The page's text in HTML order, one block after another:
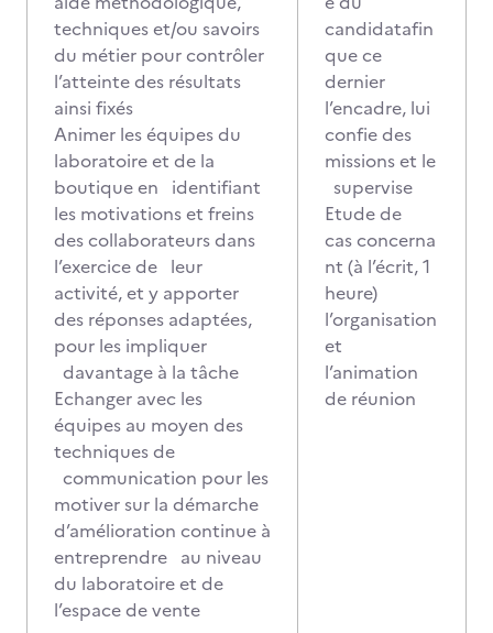
techniques et/ou savoirs
du métier pour contrôler
l’atteinte des résultats
ainsi fixés
Animer les équipes du
laboratoire et de la
boutique en identifiant
les motivations et freins
des collaborateurs dans
l’exercice de leur
activité, et y apporter
des réponses adaptées,
pour les impliquer
davantage à la tâche
Echanger avec les
équipes au moyen des
techniques de
communication pour les
motiver sur la démarche
d’amélioration continue à
entreprendre au niveau
du laboratoire et de
l’espace de vente
candidatafin
que ce
dernier
l’encadre, lui
confie des
missions et le
supervise
Etude de
cas concerna
nt (à l’écrit, 1
heure)
l’organisation
et
l’animation
de réunion